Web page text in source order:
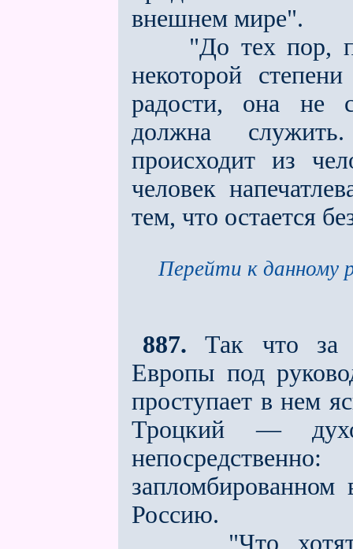
внешнем мире".
"До тех пор,
некоторой
радости, она не
должна
происходит из
человек
тем, что остаeтся
Перейти к данному
887. Так что за
Европы под
проступает в нeм
Троцкий —
Россию.
"Что хотят